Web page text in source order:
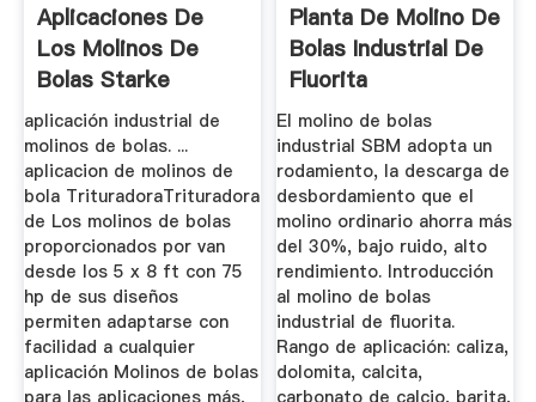
Aplicaciones De
Los Molinos De
Bolas Starke
Warmtepompen
aplicación industrial de
molinos de bolas. ...
aplicacion de molinos de
bola TrituradoraTrituradora
de Los molinos de bolas
proporcionados por van
desde los 5 x 8 ft con 75
hp de sus diseños
permiten adaptarse con
facilidad a cualquier
aplicación Molinos de bolas
Planta De Molino De
Bolas Industrial De
Fluorita
El molino de bolas
industrial SBM adopta un
rodamiento, la descarga de
desbordamiento que el
molino ordinario ahorra más
del 30%, bajo ruido, alto
rendimiento. Introducción
al molino de bolas
industrial de fluorita.
Rango de aplicación: caliza,
dolomita, calcita,